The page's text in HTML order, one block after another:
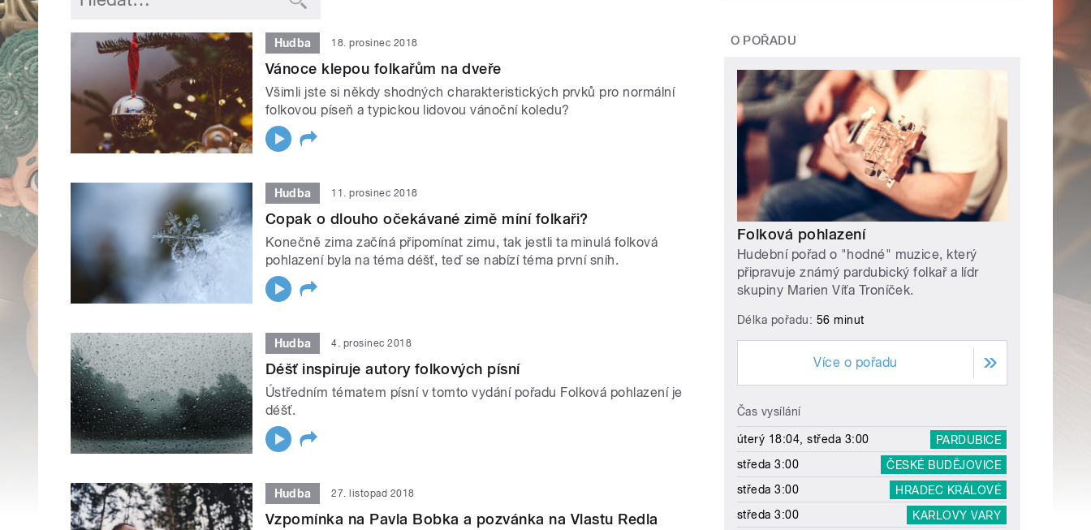
Hudba 18. prosinec 2018
Vánoce klepou folkařům na dveře
Všimli jste si někdy shodných charakteristických prvků pro normální
folkovou píseň a typickou lidovou vánoční koledu?
Hudba 11. prosinec 2018
Copak o dlouho očekávané zimě míní folkaři?
Konečně zima začíná připomínat zimu, tak jestli ta minulá folková
pohlazení byla na téma déšť, teď se nabízí téma první sníh.
Hudba 4. prosinec 2018
Déšť inspiruje autory folkových písní
Ústředním tématem písní v tomto vydání pořadu Folková pohlazení je
déšť.
Hudba 27. listopad 2018
Vzpomínka na Pavla Bobka a pozvánka na Vlastu Redla
O POŘADU
Folková pohlazení
Hudební pořad o "hodné" muzice, který
připravuje známý pardubický folkař a lídr
skupiny Marien Víťa Troníček.
Délka pořadu: 56 minut
Více o pořadu
Čas vysílání
úterý 18:04, středa 3:00
PARDUBICE
středa 3:00
ČESKÉ BUDĚJOVICE
středa 3:00
HRADEC KRÁLOVÉ
středa 3:00
KARLOVY VARY